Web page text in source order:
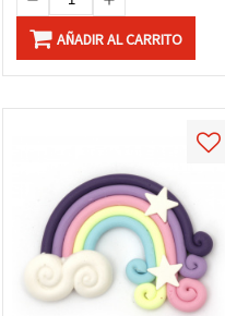
AÑADIR AL CARRITO